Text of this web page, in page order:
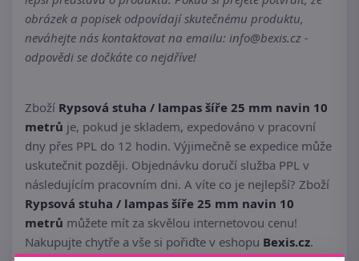
obrázek a popisek odpovídají skutečnému produktu,
neváhejte nás kontaktovat na emailu: info@bexis.cz -
odpovědi se dočkáte co nejdříve!
Zboží Rypsová stuha / lampas šíře 25 mm navin 10
metrů je, pokud je skladem, expedováno v pracovní
dny přes PPL do 12 hodin. Výjimečně se expedice může
uskutečnit později. Objednávku doručí služba PPL v
následujícím pracovním dni. A víte co je nejlepší? Zboží
Rypsová stuha / lampas šíře 25 mm navin 10
metrů můžete mít za skvělou internetovou cenu!
Nakupujte chytře a vše si pořiďte v eshopu Bexis.cz.